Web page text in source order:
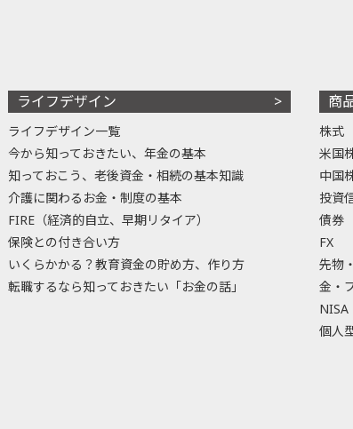
ライフデザイン
ライフデザイン一覧
今から知っておきたい、年金の基本
知っておこう、老後資金・相続の基本知識
介護に関わるお金・制度の基本
FIRE（経済的自立、早期リタイア）
保険との付き合い方
いくらかかる？教育資金の貯め方、作り方
転職するなら知っておきたい「お金の話」
商
株式
米国
中国
投資
債券
FX
先物
金・
NISA
個人